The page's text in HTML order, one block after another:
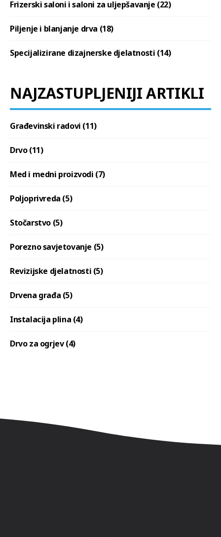
Frizerski saloni i saloni za uljepšavanje (22)
Piljenje i blanjanje drva (18)
Specijalizirane dizajnerske djelatnosti (14)
NAJZASTUPLJENIJI ARTIKLI
Građevinski radovi (11)
Drvo (11)
Med i medni proizvodi (7)
Poljoprivreda (5)
Stočarstvo (5)
Porezno savjetovanje (5)
Revizijske djelatnosti (5)
Drvena građa (5)
Instalacija plina (4)
Drvo za ogrjev (4)